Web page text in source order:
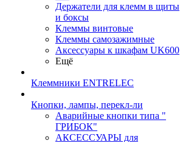
Держатели для клемм в щиты
и боксы
Клеммы винтовые
Клеммы самозажимные
Аксессуары к шкафам UK600
Ещё
Клеммники ENTRELEC
Кнопки, лампы, перекл-ли
Аварийные кнопки типа "
ГРИБОК"
АКСЕССУАРЫ для